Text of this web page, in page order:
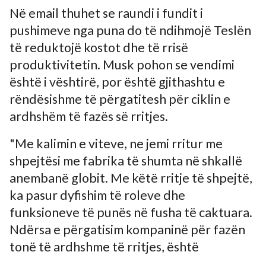
Në email thuhet se raundi i fundit i
pushimeve nga puna do të ndihmojë Teslën
të reduktojë kostot dhe të rrisë
produktivitetin. Musk pohon se vendimi
është i vështirë, por është gjithashtu e
rëndësishme të përgatitesh për ciklin e
ardhshëm të fazës së rritjes.
"Me kalimin e viteve, ne jemi rritur me
shpejtësi me fabrika të shumta në shkallë
anembanë globit. Me këtë rritje të shpejtë,
ka pasur dyfishim të roleve dhe
funksioneve të punës në fusha të caktuara.
Ndërsa e përgatisim kompaninë për fazën
tonë të ardhshme të rritjes, është